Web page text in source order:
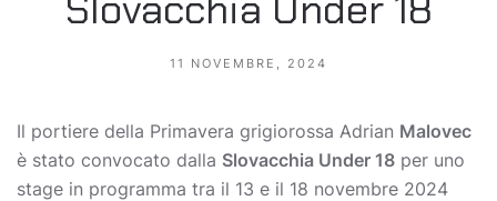
11 NOVEMBRE, 2024
Il portiere della Primavera grigiorossa Adrian Malovec
è stato convocato dalla Slovacchia Under 18 per uno
stage in programma tra il 13 e il 18 novembre 2024